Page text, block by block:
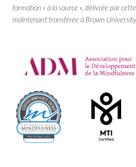
formation « à la source », délivrée par
maintenant transférée à Brown